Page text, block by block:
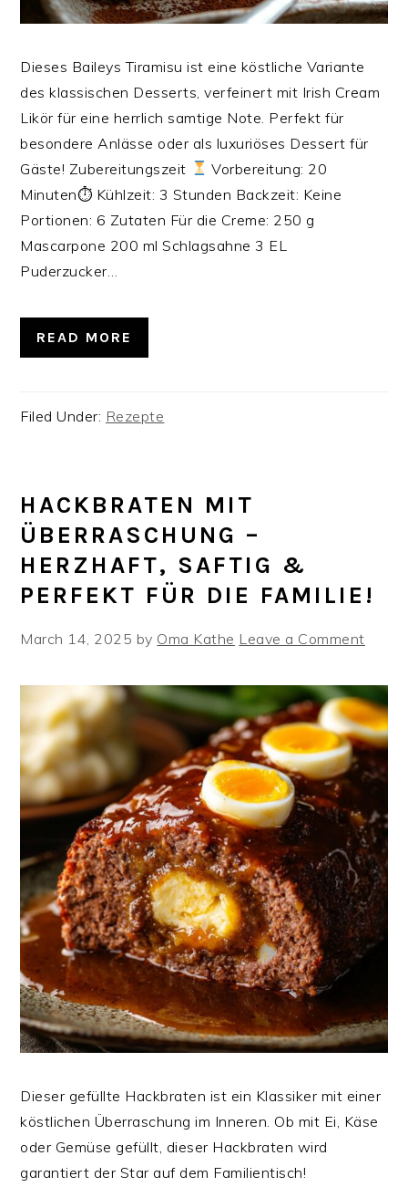
Dieses Baileys Tiramisu ist eine köstliche Variante
des klassischen Desserts, verfeinert mit Irish Cream
Likör für eine herrlich samtige Note. Perfekt für
besondere Anlässe oder als luxuriöses Dessert für
Gäste! Zubereitungszeit
Vorbereitung: 20
Minuten⏱ Kühlzeit: 3 Stunden Backzeit: Keine‍‍‍
Portionen: 6 Zutaten Für die Creme: 250 g
Mascarpone 200 ml Schlagsahne 3 EL
Puderzucker…
READ MORE
Filed Under: Rezepte
HACKBRATEN MIT
ÜBERRASCHUNG –
HERZHAFT, SAFTIG &
PERFEKT FÜR DIE FAMILIE!
March 14, 2025 by Oma Kathe Leave a Comment
Dieser gefüllte Hackbraten ist ein Klassiker mit einer
köstlichen Überraschung im Inneren. Ob mit Ei, Käse
oder Gemüse gefüllt, dieser Hackbraten wird
garantiert der Star auf dem Familientisch!